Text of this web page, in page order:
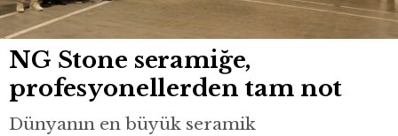
NG Stone seramiğe,
profesyonellerden tam not
Dünyanın en büyük seramik